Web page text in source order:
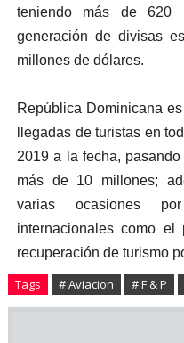
teniendo más de 620
generación de divisas
millones de dólares.
República Dominicana
llegadas de turistas en
2019 a la fecha,
más de 10 millones;
varias ocasiones por
internacionales como
recuperación de turismo
Tags # Aviacion # F & P